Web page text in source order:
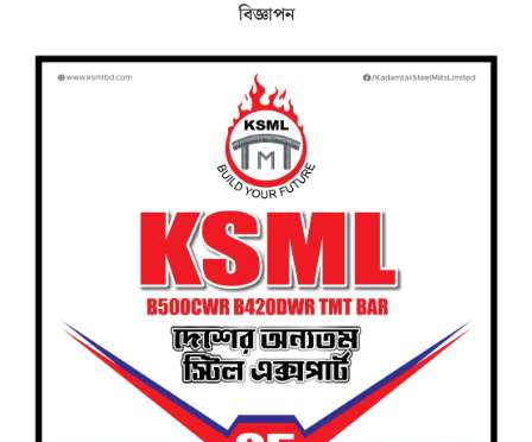
বিজ্ঞাপন